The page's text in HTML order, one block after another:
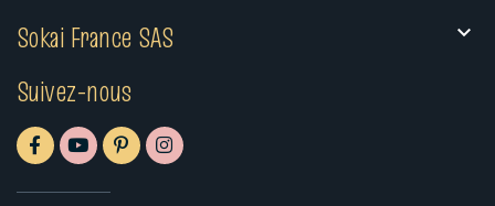
Sokai France SAS 
Suivez-nous